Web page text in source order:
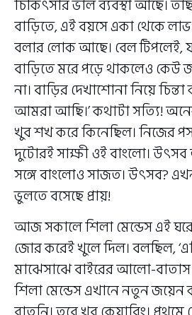
চিকিৎসার ভাল ব্যবস্থা আছে।
বাড়িতে, এই বয়সে একা থেকে
বলার লোক আছে। বেল টিপলেই,
বাড়িতে মরে পড়ে থাকলেও কেউ
না। বাড়ির দেখাশোনা নিয়ে
আমরা আছি।’ কথাটা সত্যি!
খুব শখ করে কিনেছিল। নিজের
দুটোরই সাক্ষী ওই বাংলো। উৎসব
সঙ্গে বাংলোও সাজত। উৎসব?
ভুলতে বসেছে প্রায়!
আজ সকালে শিলা মেন্ডেস এই
জোর করেই খুলে দিল। বলছিল,
মাঝেসাঝে বাইরের আলো-বাতাস
শিলা মেন্ডেস এখানে নতুন জয়েন